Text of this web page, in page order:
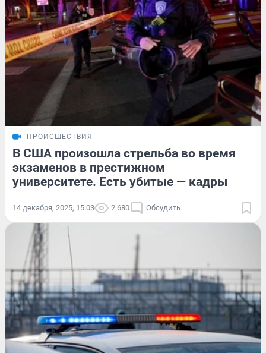
ПРОИСШЕСТВИЯ
В США произошла стрельба во время
экзаменов в престижном
университете. Есть убитые — кадры
14 декабря, 2025, 15:03 2 680 Обсудить